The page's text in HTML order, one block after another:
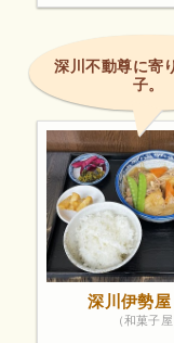
深川不動尊に寄
子。
深川伊勢
（和菓子屋